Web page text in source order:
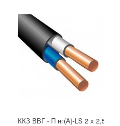
ККЗ ВВГ - П нг(А)-LS 2 х 2,5 ГОСТ